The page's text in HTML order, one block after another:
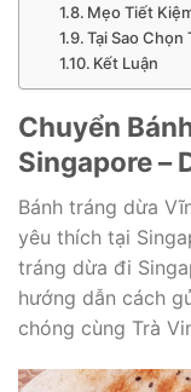
Mẹo Tiết
Tại Sao Chọn
Kết Luận
Chuyển
Singapore –
Bánh tráng dừa
yêu thích tại
tráng dừa đi
hướng dẫn cách
chóng cùng Trà